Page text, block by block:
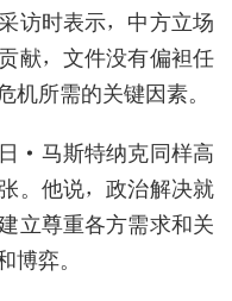
访时表示，中方立场
献，文件没有偏袒任
机所需的关键因素。
·马斯特纳克同样高
。他说，政治解决就
立尊重各方需求和关
博弈。